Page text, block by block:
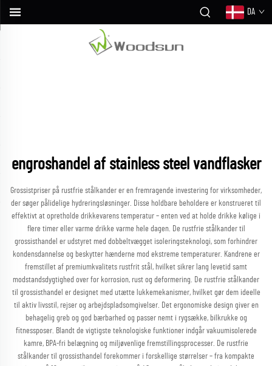
DA
engroshandel af stainless steel vandflasker
Grossistpriser på rustfrie stålkander er en fremragende investering for virksomheder,
der søger pålidelige hydreringsløsninger. Disse holdbare beholdere er konstrueret til
effektivt at opretholde drikkevarens temperatur – enten ved at holde drikke kølige i
flere timer eller varme drikke varme hele dagen. De rustfrie stålkander til
grossisthandel er udstyret med dobbeltvægget isoleringsteknologi, som forhindrer
kondensdannelse og beskytter hænderne mod ekstreme temperaturer. Kandrene er
fremstillet af premiumkvalitets rustfrit stål, hvilket sikrer lang levetid samt
modstandsdygtighed over for korrosion, rust og deformering. De rustfrie stålkander
til grossisthandel er designet med utætte lukkemekanismer, hvilket gør dem ideelle
til aktiv livsstil, rejser og arbejdspladsomgivelser. Det ergonomiske design giver en
behagelig greb og god bærbarhed og passer nemt i rygsække, bilkrukke og
fitnessposer. Blandt de vigtigste teknologiske funktioner indgår vakuumisolerede
kamre, BPA-fri belægning og miljøvenlige fremstillingsprocesser. De rustfrie
stålkander til grossisthandel forekommer i forskellige størrelser – fra kompakte